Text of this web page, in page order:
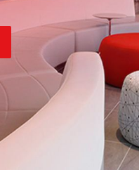
enerji verimli
enerji